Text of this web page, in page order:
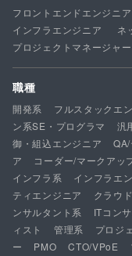
フロントエンドエンジニア
インフラエンジニア
ネ
プロジェクトマネージャー
職種
開発系 フルスタックエ
ン系SE・プログラマ
汎
御・組込エンジニア
ア
コーダー/マークアッ
インフラ系
インフラエ
ティエンジニア
クラウ
ンサルタント系
ITコン
ィスト
管理系 プロジ
ー
PMO CTO/VPoE